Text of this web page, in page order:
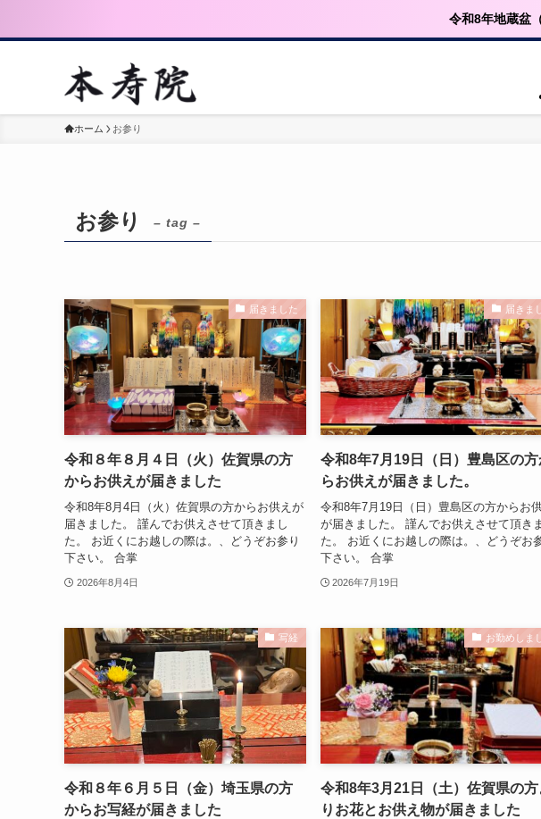
令和8年地蔵盆
ホーム お参り
お参り – tag –
届きました
令和８年８月４日（火）佐賀県の方
からお供えが届きました
令和8年8月4日（火）佐賀県の方からお供えが
届きました。 謹んでお供えさせて頂きまし
た。 お近くにお越しの際は。、どうぞお参り
下さい。 合掌
2026年8月4日
届きま
令和8年7月19日（日）豊島区の方
らお供えが届きました。
令和8年7月19日（日）豊島区の方からお
が届きました。 謹んでお供えさせて頂き
た。 お近くにお越しの際は。、どうぞお
下さい。 合掌
2026年7月19日
写経
令和８年６月５日（金）埼玉県の方
からお写経が届きました
お勤めしま
令和8年3月21日（土）佐賀県の方
りお花とお供え物が届きました